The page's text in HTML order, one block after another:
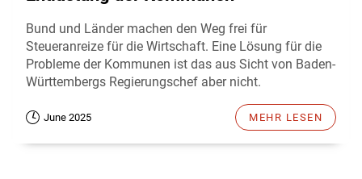
Bund und Länder machen den Weg frei für
Steueranreize für die Wirtschaft. Eine Lösung für die
Probleme der Kommunen ist das aus Sicht von Baden-
Württembergs Regierungschef aber nicht.
June 2025 MEHR LESEN